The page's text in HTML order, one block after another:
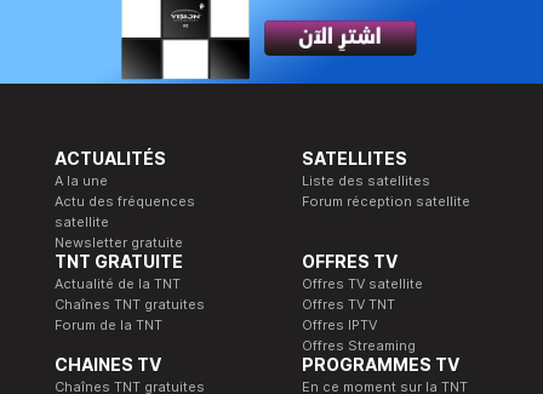
ACTUALITÉS
A la une
Actu des fréquences
satellite
Newsletter gratuite
SATELLITES
Liste des satellites
Forum réception satellite
TNT GRATUITE
Actualité de la TNT
Chaînes TNT gratuites
Forum de la TNT
OFFRES TV
Offres TV satellite
Offres TV TNT
Offres IPTV
Offres Streaming
CHAINES TV
Chaînes TNT gratuites
PROGRAMMES TV
En ce moment sur la TNT